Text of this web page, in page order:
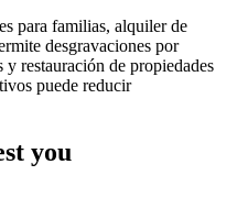
para familias, alquiler de
desgravaciones por
y restauración de propiedades
puede reducir
you